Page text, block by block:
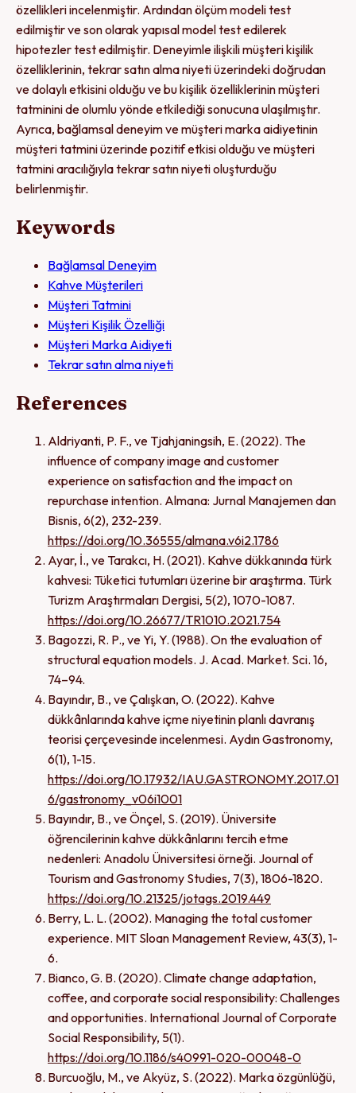
özellikleri incelenmiştir. Ardından ölçüm modeli test
edilmiştir ve son olarak yapısal model test edilerek
hipotezler test edilmiştir. Deneyimle ilişkili müşteri kişilik
özelliklerinin, tekrar satın alma niyeti üzerindeki doğrudan
ve dolaylı etkisini olduğu ve bu kişilik özelliklerinin müşteri
tatminini de olumlu yönde etkilediği sonucuna ulaşılmıştır.
Ayrıca, bağlamsal deneyim ve müşteri marka aidiyetinin
müşteri tatmini üzerinde pozitif etkisi olduğu ve müşteri
tatmini aracılığıyla tekrar satın niyeti oluşturduğu
belirlenmiştir.
Keywords
Bağlamsal Deneyim
Kahve Müşterileri
Müşteri Tatmini
Müşteri Kişilik Özelliği
Müşteri Marka Aidiyeti
Tekrar satın alma niyeti
References
Aldriyanti, P. F., ve Tjahjaningsih, E. (2022). The
influence of company image and customer
experience on satisfaction and the impact on
repurchase intention. Almana: Jurnal Manajemen dan
Bisnis, 6(2), 232-239.
https://doi.org/10.36555/almana.v6i2.1786
Ayar, İ., ve Tarakcı, H. (2021). Kahve dükkanında türk
kahvesi: Tüketici tutumları üzerine bir araştırma. Türk
Turizm Araştırmaları Dergisi, 5(2), 1070-1087.
https://doi.org/10.26677/TR1010.2021.754
Bagozzi, R. P., ve Yi, Y. (1988). On the evaluation of
structural equation models. J. Acad. Market. Sci. 16,
74–94.
Bayındır, B., ve Çalışkan, O. (2022). Kahve
dükkânlarında kahve içme niyetinin planlı davranış
teorisi çerçevesinde incelenmesi. Aydın Gastronomy,
6(1), 1-15.
https://doi.org/10.17932/IAU.GASTRONOMY.2017.01
6/gastronomy_v06i1001
Bayındır, B., ve Önçel, S. (2019). Üniversite
öğrencilerinin kahve dükkânlarını tercih etme
nedenleri: Anadolu Üniversitesi örneği. Journal of
Tourism and Gastronomy Studies, 7(3), 1806-1820.
https://doi.org/10.21325/jotags.2019.449
Berry, L. L. (2002). Managing the total customer
experience. MIT Sloan Management Review, 43(3), 1-
6.
Bianco, G. B. (2020). Climate change adaptation,
coffee, and corporate social responsibility: Challenges
and opportunities. International Journal of Corporate
Social Responsibility, 5(1).
https://doi.org/10.1186/s40991-020-00048-0
Burcuoğlu, M., ve Akyüz, S. (2022). Marka özgünlüğü,